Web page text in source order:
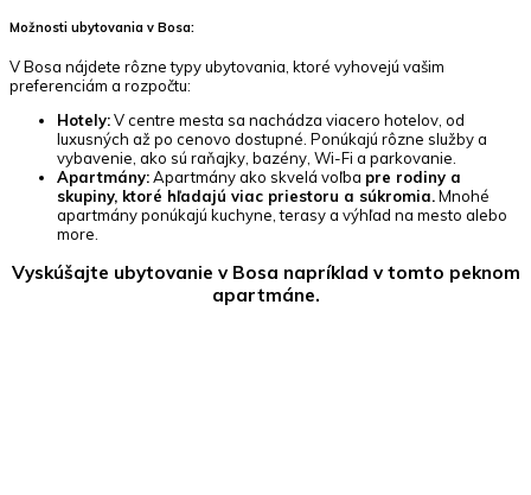
Možnosti ubytovania v Bosa:
V Bosa nájdete rôzne typy ubytovania, ktoré vyhovejú vašim
preferenciám a rozpočtu:
Hotely:V centre mesta sa nachádza viacero hotelov, od
luxusných až po cenovo dostupné. Ponúkajú rôzne služby a
vybavenie, ako sú raňajky, bazény, Wi-Fi a parkovanie.
Apartmány:Apartmány ako skvelá voľba pre rodiny a
skupiny, ktoré hľadajú viac priestoru a súkromia.Mnohé
apartmány ponúkajú kuchyne, terasy a výhľad na mesto alebo
more.
Vyskúšajte ubytovanie v Bosa napríklad v tomto peknom
apartmáne.